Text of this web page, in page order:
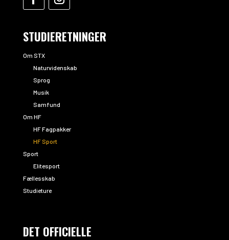
STUDIERETNINGER
Om STX
Naturvidenskab
Sprog
Musik
Samfund
Om HF
HF Fagpakker
HF Sport
Sport
Elitesport
Fællesskab
Studieture
DET OFFICIELLE